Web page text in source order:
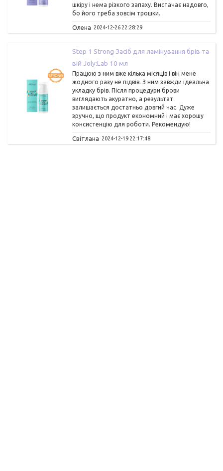
шкіру і нема різкого запаху. Вистачає надовго,
бо його треба зовсім трошки.
Олена 2024-12-26 22:28:29
Step 1 Strong Засіб для ламінування брів та
вій Joly:Lab 10 мл
Працюю з ним вже кілька місяців і він мене
жодного разу не підвів. З ним завжди ідеальна
укладку брів. Після процедури брови
виглядають акуратно, а результат
залишається достатньо довгий час. Дуже
зручно, що продукт економний і має хорошу
консистенцію для роботи. Рекомендую!
Світлана 2024-12-19 22:17:48